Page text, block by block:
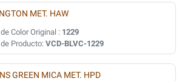
MET. HAW
Color Original : 1229
Producto: VCD-BLVC-1229
GREEN MICA MET. HPD